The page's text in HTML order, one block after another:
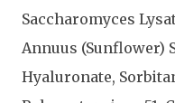
Saccharomyces
Annuus (Sunflower)
Hyaluronate,